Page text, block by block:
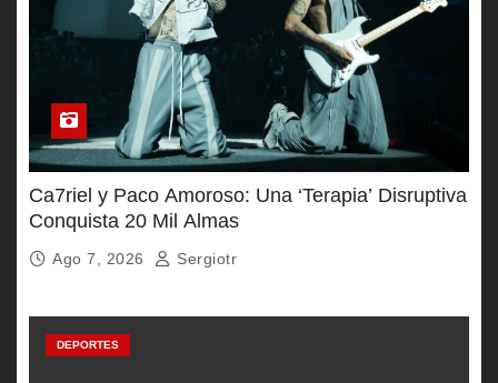
Ca7riel y Paco Amoroso: Una ‘Terapia’ Disruptiva
Conquista 20 Mil Almas
Ago 7, 2026 Sergiotr
DEPORTES